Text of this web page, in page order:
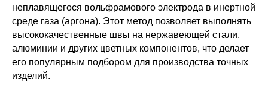
неплавящегося вольфрамового электрода в инертной
среде газа (аргона). Этот метод позволяет выполнять
высококачественные швы на нержавеющей стали,
алюминии и других цветных компонентов, что делает
его популярным подбором для производства точных
изделий.